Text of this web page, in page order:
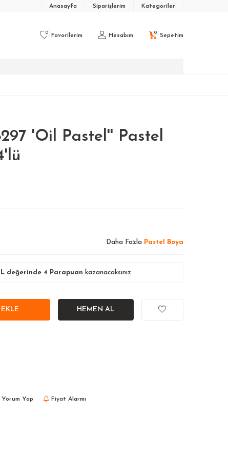
Anasayfa Siparişlerim Kategoriler
0 Favorilerim Hesabım 0 Sepetim
'Oil Pastel'' Pastel
Daha Fazla Pastel Boya
değerinde 4 Parapuan kazanacaksınız.
HEMEN AL
Yorum Yap Fiyat Alarmı